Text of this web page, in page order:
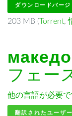
ダウンロードバー
203 MB (Torrent,
フェー
他の言語が必要で
翻訳されたユーザ